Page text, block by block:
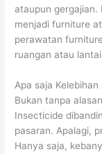
ataupun gergajian.
menjadi furniture
perawatan
ruangan atau
Apa saja
Bukan tanpa
Insecticide
pasaran. Apalagi,
Hanya saja,